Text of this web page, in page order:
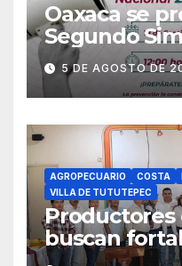
Oaxaca se
Segundo
2026, que se
septiembre
5 DE AGOSTO DE
AGROPECUARIO COSTA
VILLA DE TUTUTEPEC
buscan
láctea